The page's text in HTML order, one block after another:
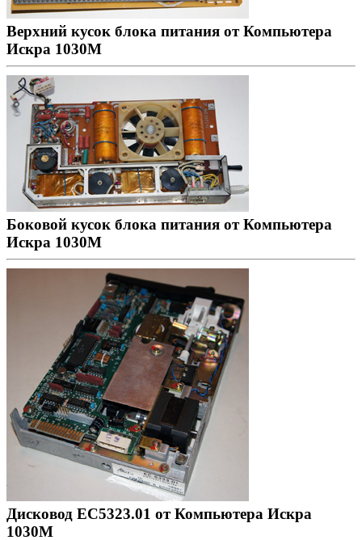
Верхний кусок блока питания от Компьютера
Искра 1030М
Боковой кусок блока питания от Компьютера
Искра 1030М
Дисковод ЕС5323.01 от Компьютера Искра
1030М